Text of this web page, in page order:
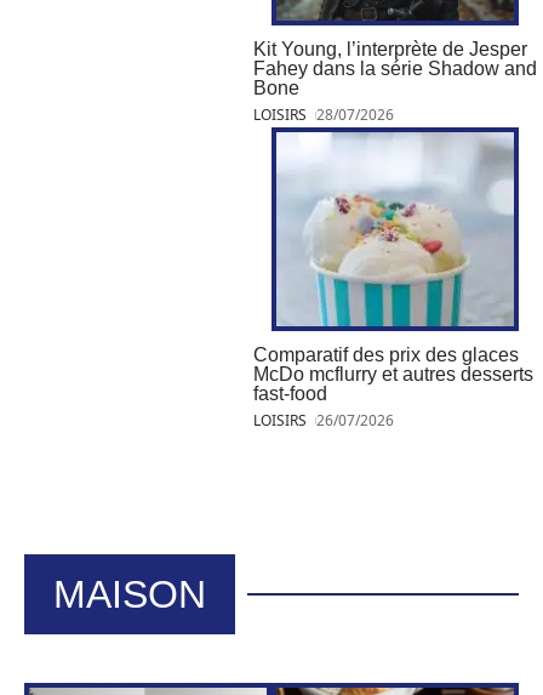
Kit Young, l’interprète de Jesper
Fahey dans la série Shadow and
Bone
LOISIRS 28/07/2026
Comparatif des prix des glaces
McDo mcflurry et autres desserts
fast-food
LOISIRS 26/07/2026
MAISON